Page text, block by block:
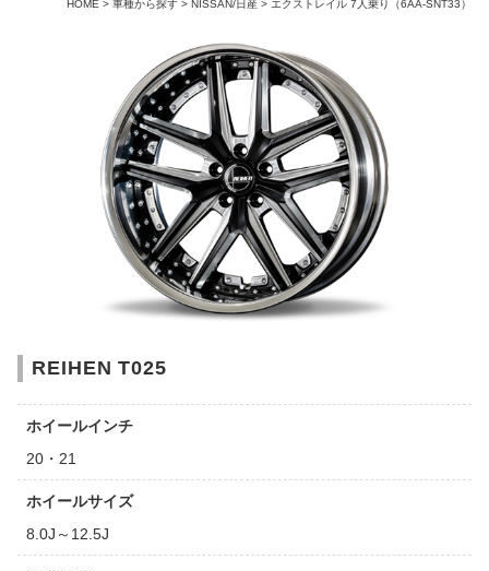
HOME > 車種から探す > NISSAN/日産 > エクストレイル 7人乗り（6AA-SNT33）
REIHEN T025
ホイールインチ
20・21
ホイールサイズ
8.0J～12.5J